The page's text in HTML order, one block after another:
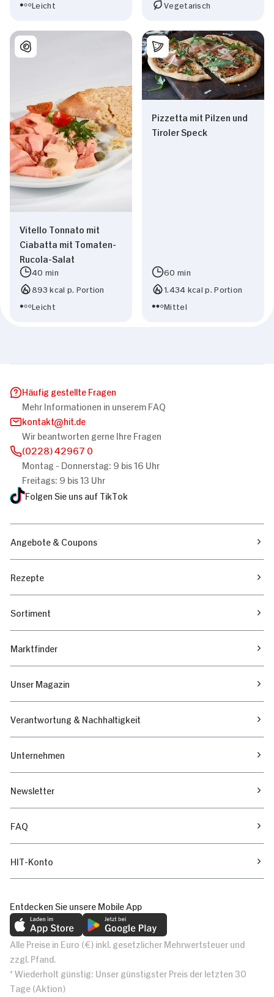
Leicht
Vegetarisch
Vitello Tonnato mit
Ciabatta mit Tomaten-
Rucola-Salat
40 min
893 kcal p. Portion
Leicht
Pizzetta mit Pilzen und
Tiroler Speck
60 min
1.434 kcal p. Portion
Mittel
Häufig gestellte Fragen
Mehr Informationen in unserem FAQ
kontakt
hit.de
Wir beantworten gerne Ihre Fragen
(0228) 42967 0
Montag - Donnerstag: 9 bis 16 Uhr
Freitags: 9 bis 13 Uhr
Folgen Sie uns auf TikTok
Angebote & Coupons
Rezepte
Sortiment
Marktfinder
Unser Magazin
Verantwortung & Nachhaltigkeit
Unternehmen
Newsletter
FAQ
HIT-Konto
Entdecken Sie unsere Mobile App
Alle Preise in Euro (€) inkl. gesetzlicher Mehrwertsteuer und
zzgl. Pfand.
* Wiederholt günstig: Unser günstigster Preis der letzten 30
Tage (Aktion)